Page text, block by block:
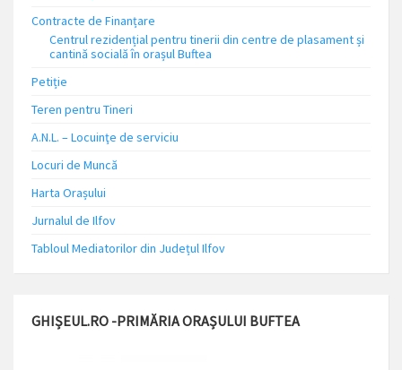
Contracte de Finanțare
Centrul rezidențial pentru tinerii din centre de plasament și
cantină socială în orașul Buftea
Petiție
Teren pentru Tineri
A.N.L. – Locuinţe de serviciu
Locuri de Muncă
Harta Orașului
Jurnalul de Ilfov
Tabloul Mediatorilor din Județul Ilfov
GHIȘEUL.RO -PRIMĂRIA ORAȘULUI BUFTEA